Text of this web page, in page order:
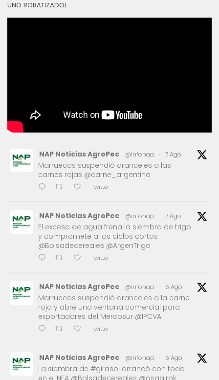
UNO ROBATIZADOL
NAP Noticias AgroPec @infonap · 7 Ago
Marruecos suspendió aranceles a las
carnes rojas @carne_argentina
Twitter
NAP Noticias AgroPec @infonap · 7 Ago
El exceso de agua frena la siembra de trigo
y compromete a los ciclos cortos
@Bolsadecereales @ArgenTrigo
Twitter
NAP Noticias AgroPec @infonap · 6 Ago
Marruecos suspendió aranceles a la carne
roja y abre una ventana comercial para
exportadores del Mercosur @IPCVA
Twitter
NAP Noticias AgroPec @infonap · 6 Ago
La siembra de #girasol arrancó con todo